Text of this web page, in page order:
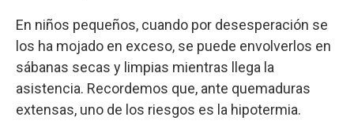
En niños pequeños, cuando por desesperación se
los ha mojado en exceso, se puede envolverlos en
sábanas secas y limpias mientras llega la
asistencia. Recordemos que, ante quemaduras
extensas, uno de los riesgos es la hipotermia.